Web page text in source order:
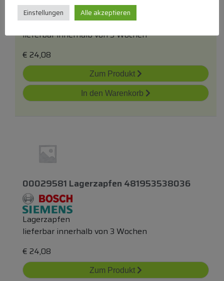
Lagerzapfen
lieferbar innerhalb von 3 Wochen
€ 24,08
Zum Produkt
In den Warenkorb
00029581 Lagerzapfen 481953538036
Lagerzapfen
lieferbar innerhalb von 3 Wochen
€ 24,08
Zum Produkt
Einstellungen Alle akzeptieren